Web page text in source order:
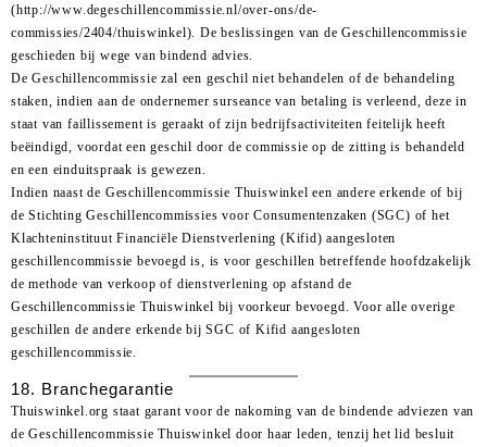
(http://www.degeschillencommissie.nl/over-ons/de-
commissies/2404/thuiswinkel). De beslissingen van de Geschillencommissie
geschieden bij wege van bindend advies.
De Geschillencommissie zal een geschil niet behandelen of de behandeling
staken, indien aan de ondernemer surseance van betaling is verleend, deze in
staat van faillissement is geraakt of zijn bedrijfsactiviteiten feitelijk heeft
beëindigd, voordat een geschil door de commissie op de zitting is behandeld
en een einduitspraak is gewezen.
Indien naast de Geschillencommissie Thuiswinkel een andere erkende of bij
de Stichting Geschillencommissies voor Consumentenzaken (SGC) of het
Klachteninstituut Financiële Dienstverlening (Kifid) aangesloten
geschillencommissie bevoegd is, is voor geschillen betreffende hoofdzakelijk
de methode van verkoop of dienstverlening op afstand de
Geschillencommissie Thuiswinkel bij voorkeur bevoegd. Voor alle overige
geschillen de andere erkende bij SGC of Kifid aangesloten
geschillencommissie.
18. Branchegarantie
Thuiswinkel.org staat garant voor de nakoming van de bindende adviezen van
de Geschillencommissie Thuiswinkel door haar leden, tenzij het lid besluit